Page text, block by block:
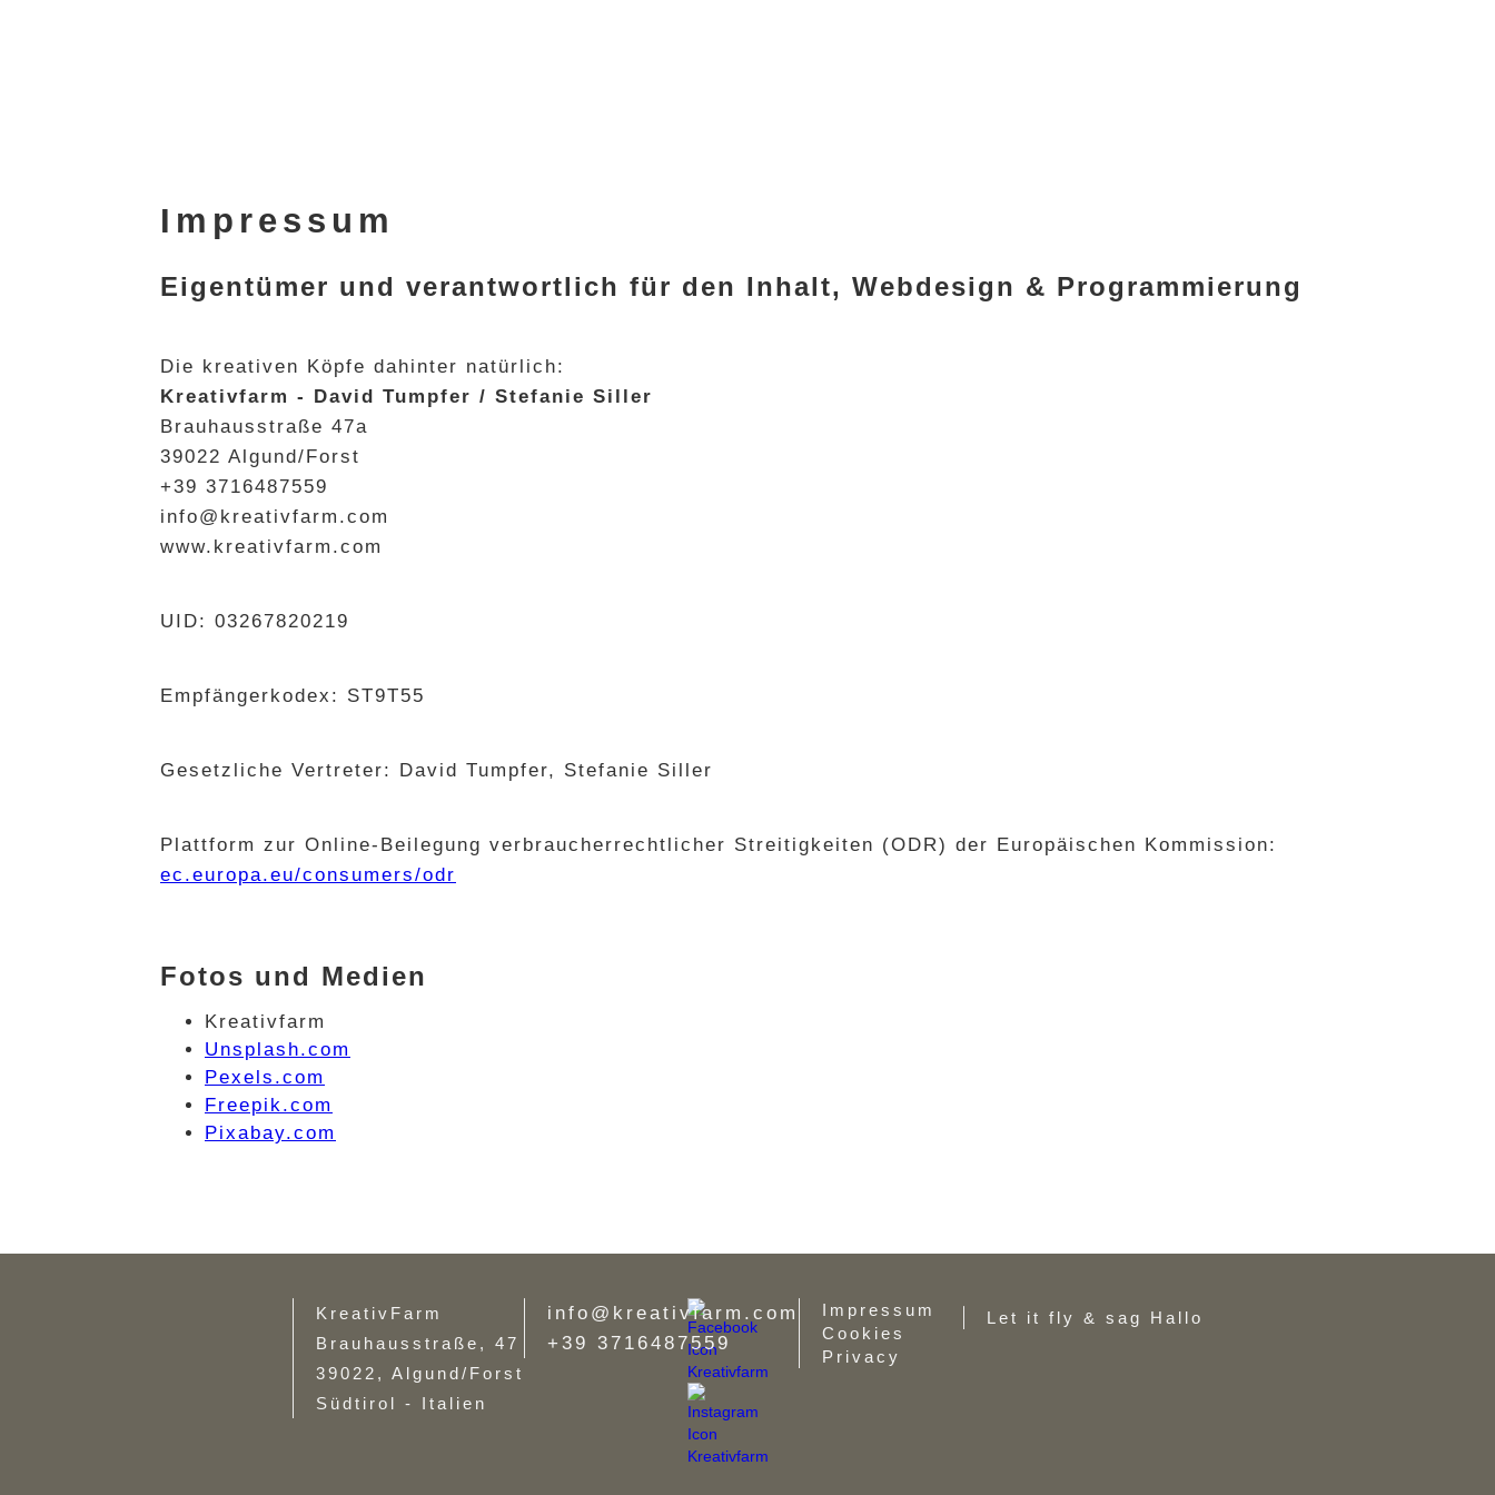
Impressum
Eigentümer und verantwortlich für den Inhalt, Webdesign & Programmierung
Die kreativen Köpfe dahinter natürlich:
Kreativfarm - David Tumpfer / Stefanie Siller
Brauhausstraße 47a
39022 Algund/Forst
+39 3716487559
info@kreativfarm.com
www.kreativfarm.com
UID: 03267820219
Empfängerkodex: ST9T55
Gesetzliche Vertreter: David Tumpfer, Stefanie Siller
Plattform zur Online-Beilegung verbraucherrechtlicher Streitigkeiten (ODR) der Europäischen Kommission:
ec.europa.eu/consumers/odr
Fotos und Medien
Kreativfarm
Unsplash.com
Pexels.com
Freepik.com
Pixabay.com
KreativFarm
Brauhausstraße, 47
39022, Algund/Forst
Südtirol - Italien
info@kreativfarm.com
+39 3716487559
Impressum
Cookies
Privacy
Let it fly & sag Hallo